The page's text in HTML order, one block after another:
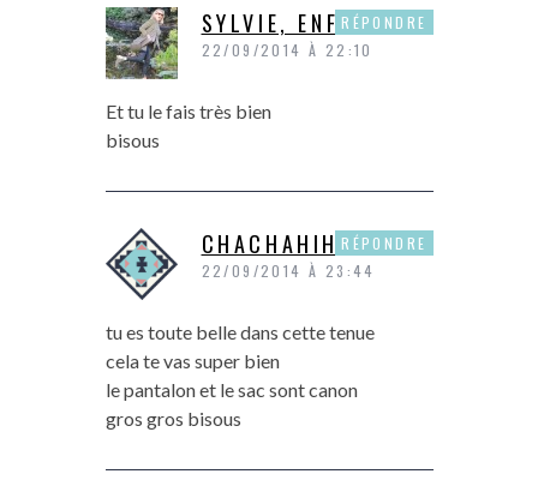
SYLVIE, ENFIN MOI
22/09/2014 À 22:10
Et tu le fais très bien
bisous
RÉPONDRE
CHACHAHIHI
22/09/2014 À 23:44
tu es toute belle dans cette tenue
cela te vas super bien
le pantalon et le sac sont canon
gros gros bisous
RÉPONDRE